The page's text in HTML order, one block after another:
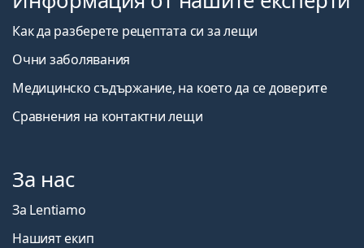
Как да разберете рецептата си за лещи
Очни заболявания
Медицинско съдържание, на което да се доверите
Сравнения на контактни лещи
За нас
За Lentiamo
Нашият екип